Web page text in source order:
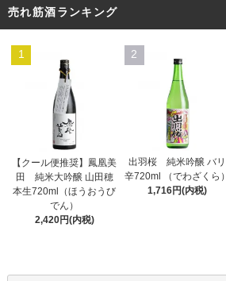
売れ筋酒ランキング
1
【クール便推奨】鳳凰美
田 純米大吟醸 山田穂
本生720ml（ほうおうび
でん）
2,420円(内税)
2
出羽桜 純米吟醸 バリ
辛720ml （でわざくら）
1,716円(内税)